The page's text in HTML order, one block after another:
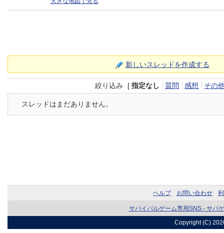
新しいスレッドを作成する
絞り込み [ 指定なし 質問 感想 その
スレッドはまだありません。
ヘルプ お問い合わせ
サバイバルゲーム専用SNS - サバ
Copyright (C)